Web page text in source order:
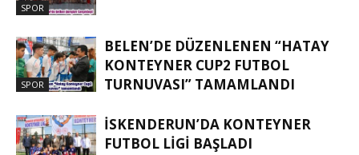
SPOR
SPOR
BELEN’DE DÜZENLENEN “HATAY
KONTEYNER CUP2 FUTBOL
TURNUVASI” TAMAMLANDI
İSKENDERUN’DA KONTEYNER
FUTBOL LİGİ BAŞLADI